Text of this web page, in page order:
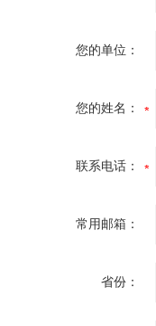
您的单位：
您的姓名：
联系电话：
常用邮箱：
省份：